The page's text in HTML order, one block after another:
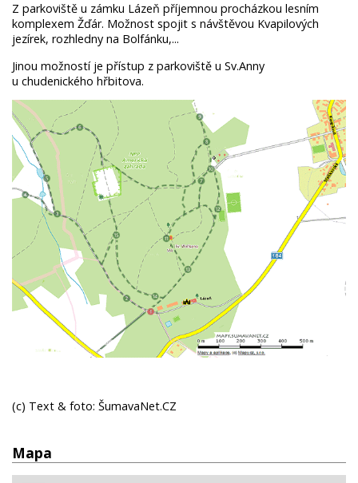
Z parkoviště u zámku Lázeň příjemnou procházkou lesním
komplexem Žďár. Možnost spojit s návštěvou Kvapilových
jezírek, rozhledny na Bolfánku,...
Jinou možností je přístup z parkoviště u Sv.Anny
u chudenického hřbitova.
(c) Text & foto: ŠumavaNet.CZ
Mapa